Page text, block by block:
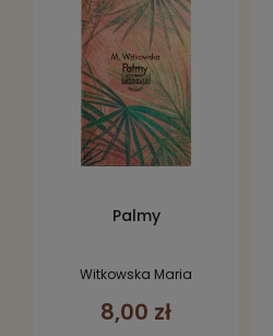
Palmy
Witkowska Maria
8,00 zł